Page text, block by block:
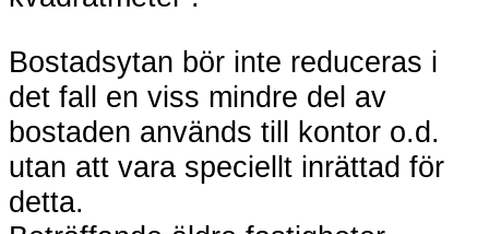
Bostadsytan bör inte reduceras i
det fall en viss mindre del av
bostaden används till kontor o.d.
utan att vara speciellt inrättad för
detta.